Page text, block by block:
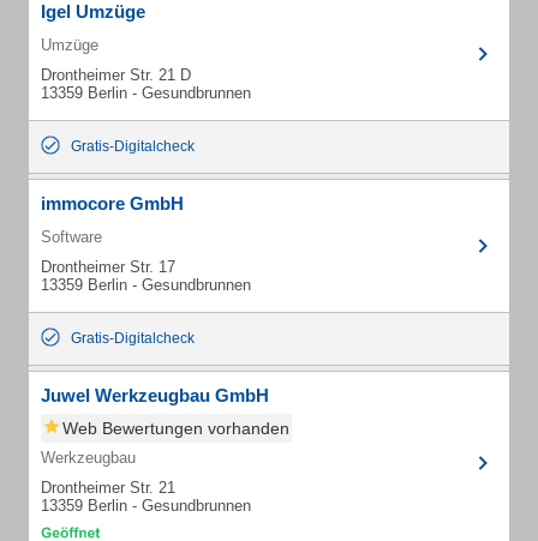
Igel Umzüge
Umzüge
Drontheimer Str. 21 D
13359 Berlin - Gesundbrunnen
Gratis-Digitalcheck
immocore GmbH
Software
Drontheimer Str. 17
13359 Berlin - Gesundbrunnen
Gratis-Digitalcheck
Juwel Werkzeugbau GmbH
Web Bewertungen vorhanden
Werkzeugbau
Drontheimer Str. 21
13359 Berlin - Gesundbrunnen